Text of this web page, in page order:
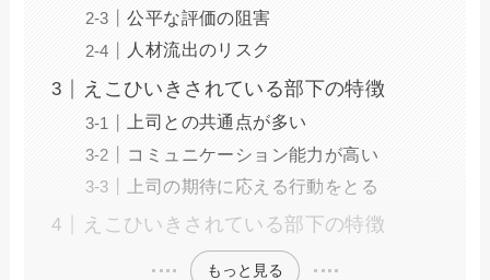
公平な評価の阻害
人材流出のリスク
えこひいきされている部下の特徴
上司との共通点が多い
コミュニケーション能力が高い
上司の期待に応える行動をとる
えこひいきされている部下の特徴
もっと見る